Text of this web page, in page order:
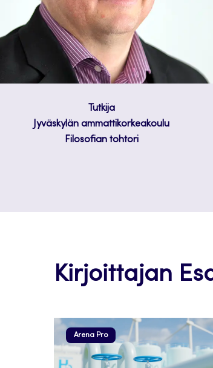
Tutkija
Jyväskylän ammattikorkeakoulu
Filosofian tohtori
Kirjoittajan
Arena Pro